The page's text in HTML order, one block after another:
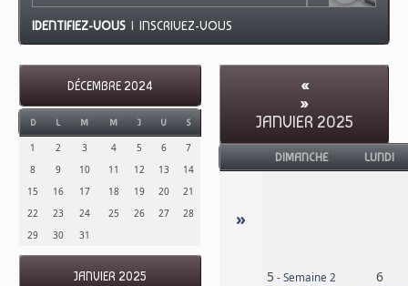
IDENTIFIEZ-VOUS |INSCRIVEZ-VOUS
DÉCEMBRE 2024
D L M M J V S
1 2 3 4 5 6
7
8
9 10 11 12 13
14
15
16 17 18 19 20
21
22
23 24 25 26 27
28
29
30 31
JANVIER 2025
«
»
JANVIER 2025
DIMANCHE LUNDI
»
5 - Semaine 2
6